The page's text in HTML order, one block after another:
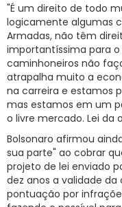
"É um direito de todo
logicamente algumas
Armadas, não têm
importantíssima para o
caminhoneiros não
atrapalha muito a
na carreira e estamos
mas estamos em um
o livre mercado. Lei da
Bolsonaro afirmou
sua parte" ao cobrar
projeto de lei enviado
dez anos a validade
pontuação por